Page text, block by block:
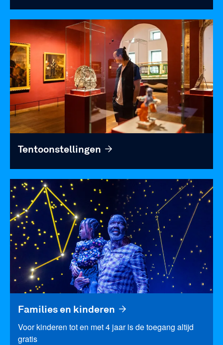
Tentoonstellingen
Families en kinderen
Voor kinderen tot en met 4 jaar is de toegang altijd
gratis